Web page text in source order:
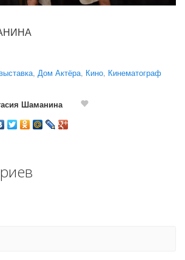
, Дом Актёра, Кино, Кинематограф
Шаманина